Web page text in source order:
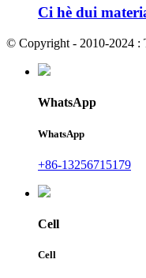
Ci hè dui
© Copyright - 2010-2024 :
WhatsApp
WhatsApp
+86-13256715179
Cell
Cell